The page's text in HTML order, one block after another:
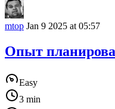
mtop Jan 9 2025 at 05:57
Опыт
Easy
3 min